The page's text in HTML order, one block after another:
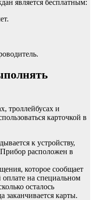
является бесплатным:
троллейбусах и
карточкой в
к устройству,
расположен в
которое сообщает
на специальном
осталось
заканчивается карты.